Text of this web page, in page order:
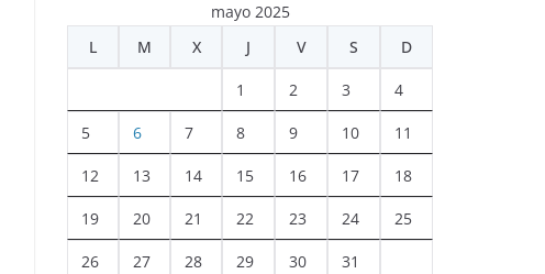
mayo 2025
L
M X J V S D
1 2 3 4
5 6 7 8 9 10 11
12 13 14 15 16 17 18
19 20 21 22 23 24 25
26 27 28 29 30 31